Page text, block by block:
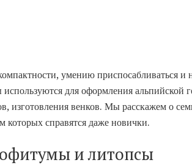
умению приспосабливаться
используются для оформления альпийской
изготовления венков. Мы расскажем о
которых справятся даже новички.
и литопсы